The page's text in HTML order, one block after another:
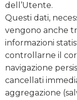
dell’Utente.
Questi dati,
vengono anche
informazioni
controllarne il
navigazione
cancellati
aggregazione